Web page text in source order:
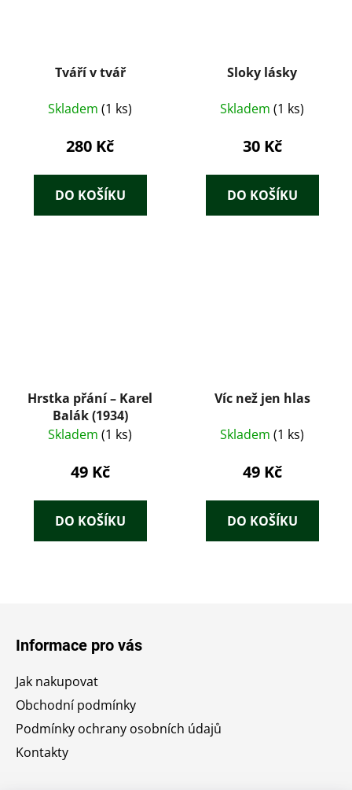
Tváří v tvář
Skladem (1 ks)
280 Kč
DO KOŠÍKU
Sloky lásky
Skladem (1 ks)
30 Kč
DO KOŠÍKU
Hrstka přání – Karel
Balák (1934)
Skladem (1 ks)
49 Kč
DO KOŠÍKU
Víc než jen hlas
Skladem (1 ks)
49 Kč
DO KOŠÍKU
Informace pro vás
Jak nakupovat
Obchodní podmínky
Podmínky ochrany osobních údajů
Kontakty